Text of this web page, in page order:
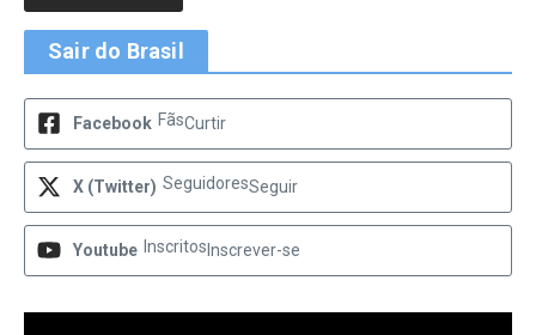
Sair do Brasil
Facebook FãsCurtir
X (Twitter) SeguidoresSeguir
Youtube Inscritos Inscrever-se